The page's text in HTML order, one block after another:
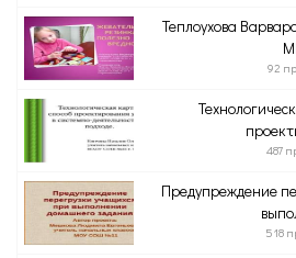
Теплоухова
92
487
Предупреждение
518